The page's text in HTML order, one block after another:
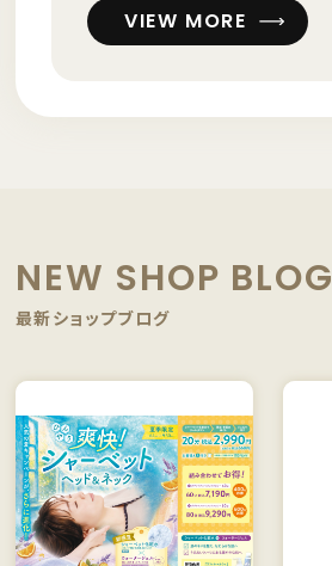
VIEW MORE
NEW SHOP BLOG
最新ショップブログ